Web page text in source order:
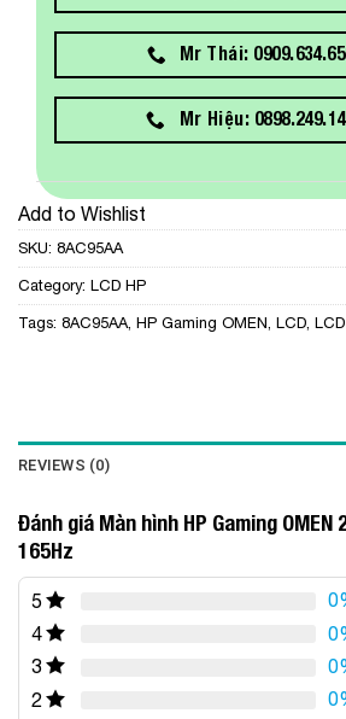
Mr Thái:
Mr Hiệu:
Add to Wishlist
SKU: 8AC95AA
Category: LCD HP
Tags: 8AC95AA HP Gaming OMEN LCD
REVIEWS (0)
Đánh giá Màn hình HP Gaming OMEN
165Hz
5
4
3
2